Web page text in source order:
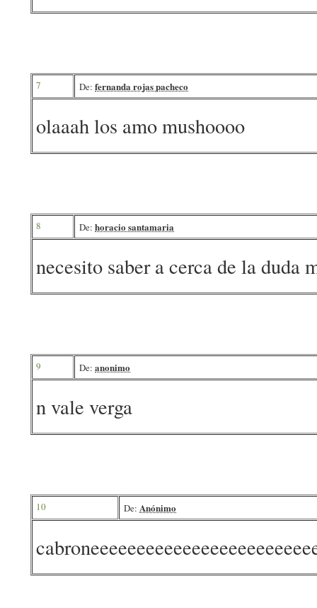
7 De: fernanda rojas pacheco
olaaah los amo mushoooo
8 De: horacio santamaria
necesito saber a cerca de la duda
9 De: anonimo
n vale verga
10 De: Anónimo